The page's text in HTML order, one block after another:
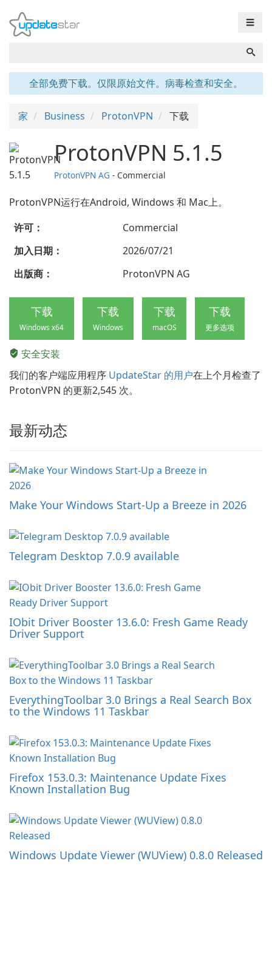
☰
全部免费下载。仅限原始文件。病毒检查和安全。
家 Business ProtonVPN 下载
ProtonVPN 5.1.5
ProtonVPN AG - Commercial
ProtonVPN运行在Android, Windows 和 Mac上。
许可：
Commercial
加入日期：
2026/07/21
出版商：
ProtonVPN AG
下载
Windows x64
下载
Windows
下载
macOS
下载
更多选项
安全安装
我们的客户端应用程序 UpdateStar 的用户在上个月检查了
ProtonVPN 的更新2,545 次。
最新动态
Make Your Windows Start-Up a Breeze in 2026
Telegram Desktop 7.0.9 available
IObit Driver Booster 13.6.0: Fresh Game Ready
Driver Support
EverythingToolbar 3.0 Brings a Real Search Box
to the Windows 11 Taskbar
Firefox 153.0.3: Maintenance Update Fixes
Known Installation Bug
Windows Update Viewer (WUView) 0.8.0 Released